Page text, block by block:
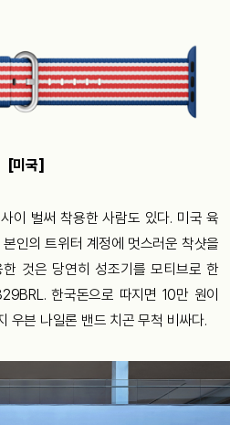
[미국]
이 벌써 착용한 사람도 있다. 미국 육
인의 트위터 계정에 멋스러운 착샷을
것은 당연히 성조기를 모티브로 한
한국돈으로 따지면 10만 원이
우븐 나일론 밴드 치곤 무척 비싸다.